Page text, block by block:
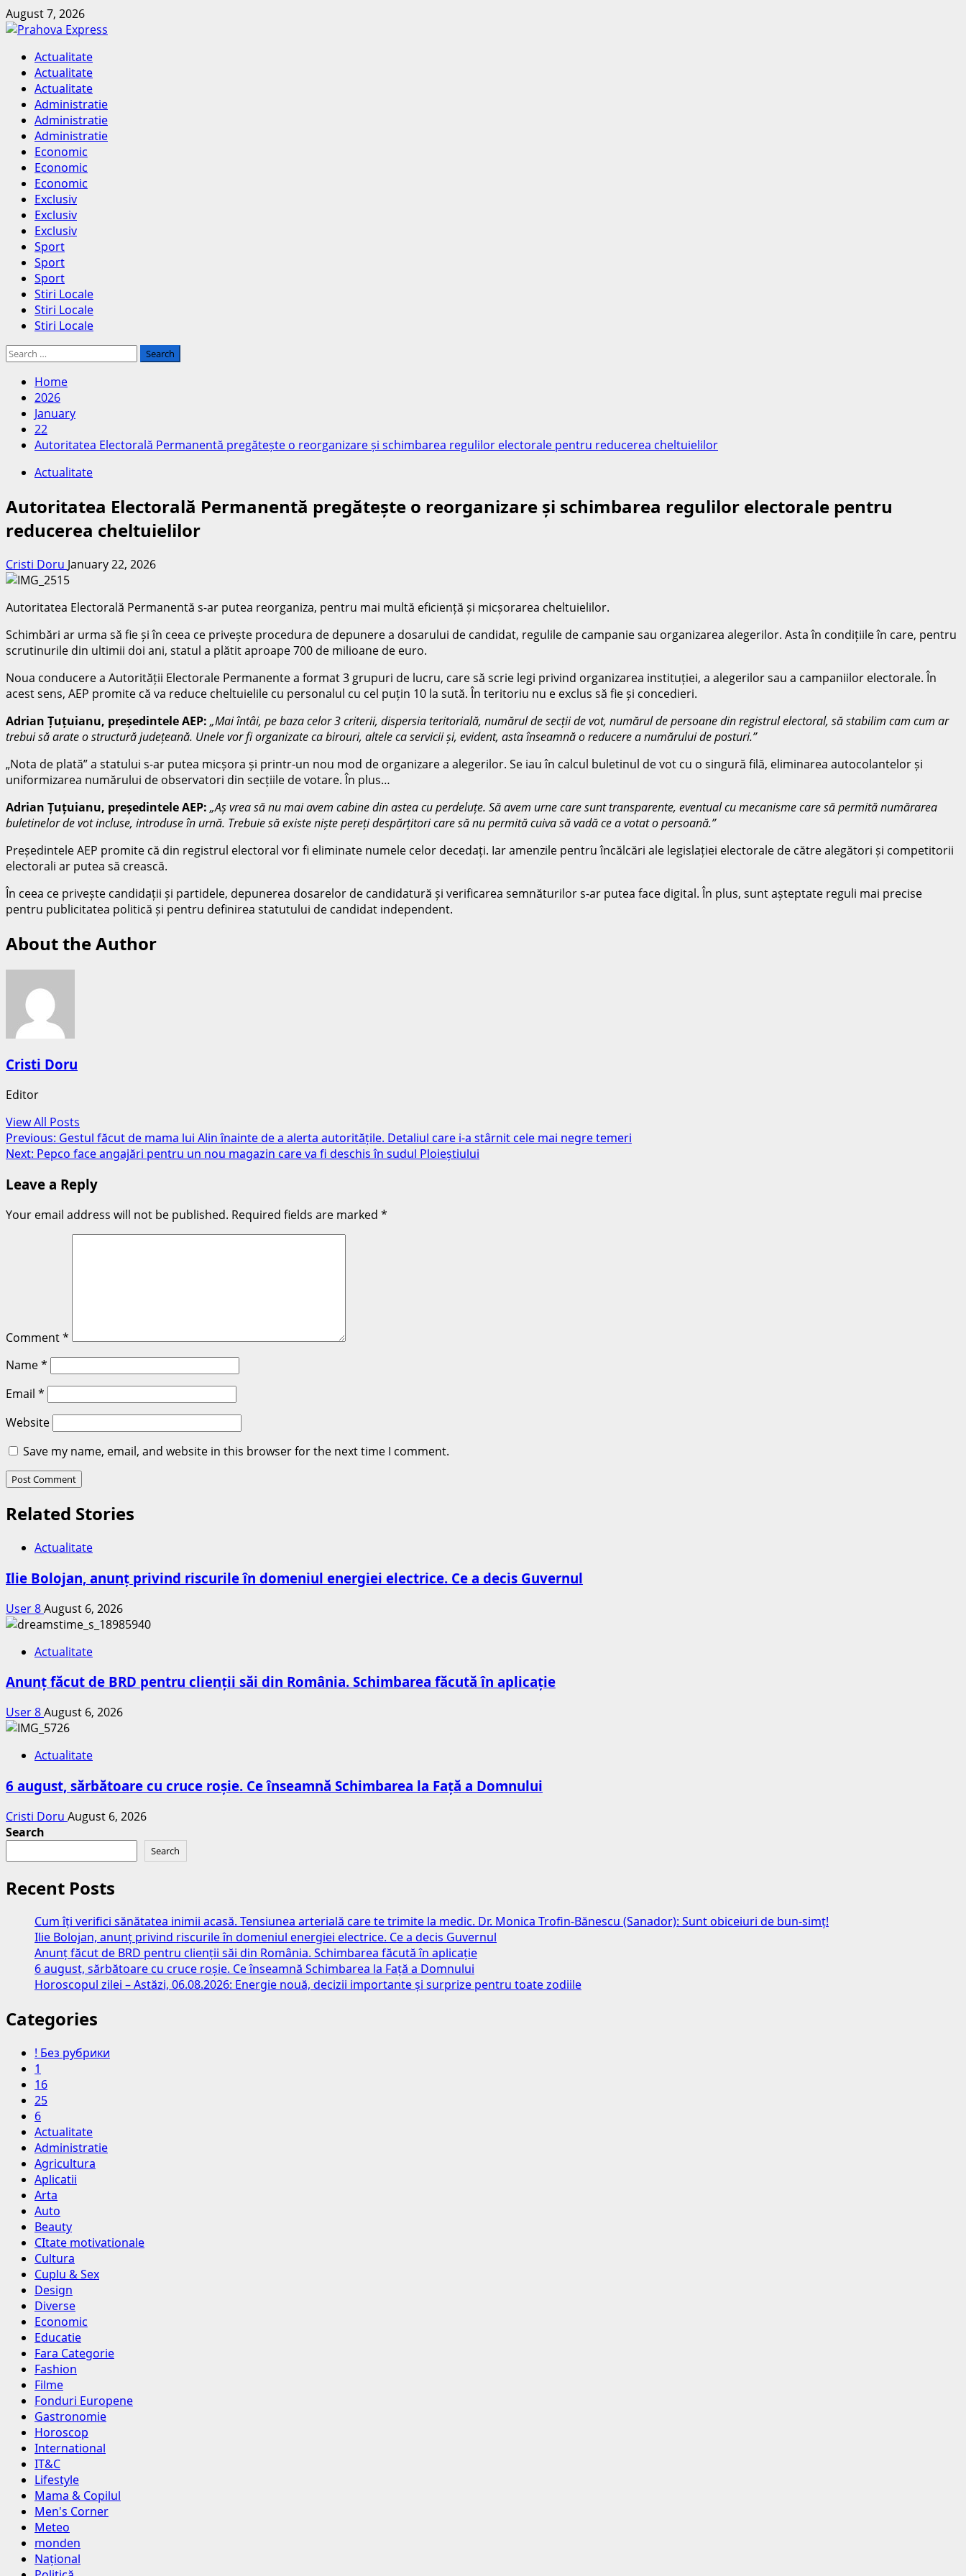
Skip
to
August 7, 2026
Primary
Menu
Actualitate
Actualitate
Actualitate
Administratie
Administratie
Administratie
Economic
Economic
Economic
Exclusiv
Exclusiv
Exclusiv
Sport
Sport
Sport
Stiri Locale
Stiri Locale
Stiri Locale
Search
Home
2026
January
22
Autoritatea Electorală Permanentă pregătește o reorganizare și schimbarea regulilor electorale pentru reducerea cheltuielilor
Actualitate
Autoritatea Electorală Permanentă pregătește o reorganizare și schimbarea regulilor electorale pentru
reducerea cheltuielilor
Cristi Doru January 22, 2026
Autoritatea Electorală Permanentă s-ar putea reorganiza, pentru mai multă eficiență și micșorarea cheltuielilor.
Schimbări ar urma să fie și în ceea ce privește procedura de depunere a dosarului de candidat, regulile de campanie sau organizarea alegerilor. Asta în condițiile în care, pentru
scrutinurile din ultimii doi ani, statul a plătit aproape 700 de milioane de euro.
Noua conducere a Autorității Electorale Permanente a format 3 grupuri de lucru, care să scrie legi privind organizarea instituției, a alegerilor sau a campaniilor electorale. În
acest sens, AEP promite că va reduce cheltuielile cu personalul cu cel puțin 10 la sută. În teritoriu nu e exclus să fie și concedieri.
Adrian Țuțuianu, președintele AEP: „Mai întâi, pe baza celor 3 criterii, dispersia teritorială, numărul de secții de vot, numărul de persoane din registrul electoral, să stabilim cam cum ar
trebui să arate o structură județeană. Unele vor fi organizate ca birouri, altele ca servicii și, evident, asta înseamnă o reducere a numărului de posturi.”
„Nota de plată” a statului s-ar putea micșora și printr-un nou mod de organizare a alegerilor. Se iau în calcul buletinul de vot cu o singură filă, eliminarea autocolantelor și
uniformizarea numărului de observatori din secțiile de votare. În plus…
Adrian Țuțuianu, președintele AEP: „Aș vrea să nu mai avem cabine din astea cu perdeluțe. Să avem urne care sunt transparente, eventual cu mecanisme care să permită numărarea
buletinelor de vot incluse, introduse în urnă. Trebuie să existe niște pereți despărțitori care să nu permită cuiva să vadă ce a votat o persoană.”
Președintele AEP promite că din registrul electoral vor fi eliminate numele celor decedați. Iar amenzile pentru încălcări ale legislației electorale de către alegători și competitorii
electorali ar putea să crească.
În ceea ce privește candidații și partidele, depunerea dosarelor de candidatură și verificarea semnăturilor s-ar putea face digital. În plus, sunt așteptate reguli mai precise
pentru publicitatea politică și pentru definirea statutului de candidat independent.
About the Author
Cristi Doru
Editor
View All Posts
Post
navigation
Previous: Gestul făcut de mama lui Alin înainte de a alerta autoritățile. Detaliul care i-a stârnit cele mai negre temeri
Next: Pepco face angajări pentru un nou magazin care va fi deschis în sudul Ploieștiului
Leave a Reply
Your email address will not be published. Required fields are marked *
Comment*
Name*
Email *
Website
Save my name, email, and website in this browser for the next time I comment.
Related Stories
Actualitate
Ilie Bolojan, anunț privind riscurile în domeniul energiei electrice. Ce a decis Guvernul
User 8August 6, 2026
Actualitate
Anunț făcut de BRD pentru clienții săi din România. Schimbarea făcută în aplicație
User 8August 6, 2026
Actualitate
6 august, sărbătoare cu cruce roșie. Ce înseamnă Schimbarea la Față a Domnului
Cristi Doru August 6, 2026
Search
Search
Recent Posts
Cum îți verifici sănătatea inimii acasă. Tensiunea arterială care te trimite la medic. Dr. Monica Trofin-Bănescu (Sanador): Sunt obiceiuri de bun-simț!
Ilie Bolojan, anunț privind riscurile în domeniul energiei electrice. Ce a decis Guvernul
Anunț făcut de BRD pentru clienții săi din România. Schimbarea făcută în aplicație
6 august, sărbătoare cu cruce roșie. Ce înseamnă Schimbarea la Față a Domnului
Horoscopul zilei – Astăzi, 06.08.2026: Energie nouă, decizii importante și surprize pentru toate zodiile
Categories
! Без рубрики
1
16
25
6
Actualitate
Administratie
Agricultura
Aplicatii
Arta
Auto
Beauty
CItate motivationale
Cultura
Cuplu & Sex
Design
Diverse
Economic
Educatie
Fara Categorie
Fashion
Filme
Fonduri Europene
Gastronomie
Horoscop
International
IT&C
Lifestyle
Mama & Copilul
Men's Corner
Meteo
monden
Național